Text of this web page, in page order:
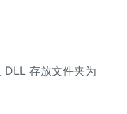
存放文件夹为